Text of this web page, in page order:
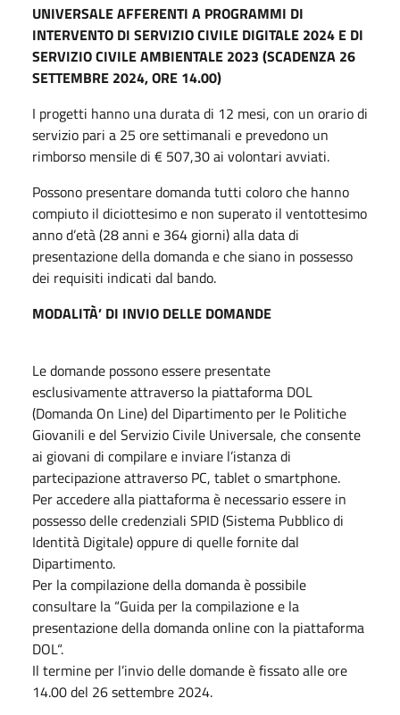
UNIVERSALE AFFERENTI A PROGRAMMI DI
INTERVENTO DI SERVIZIO CIVILE DIGITALE 2024 E DI
SERVIZIO CIVILE AMBIENTALE 2023 (SCADENZA 26
SETTEMBRE 2024, ORE 14.00)
I progetti hanno una durata di 12 mesi, con un orario di
servizio pari a 25 ore settimanali e prevedono un
rimborso mensile di € 507,30 ai volontari avviati.
Possono presentare domanda tutti coloro che hanno
compiuto il diciottesimo e non superato il ventottesimo
anno d’età (28 anni e 364 giorni) alla data di
presentazione della domanda e che siano in possesso
dei requisiti indicati dal bando.
MODALITÀ’ DI INVIO DELLE DOMANDE
Le domande possono essere presentate
esclusivamente attraverso la piattaforma DOL
(Domanda On Line) del Dipartimento per le Politiche
Giovanili e del Servizio Civile Universale, che consente
ai giovani di compilare e inviare l’istanza di
partecipazione attraverso PC, tablet o smartphone.
Per accedere alla piattaforma è necessario essere in
possesso delle credenziali SPID (Sistema Pubblico di
Identità Digitale) oppure di quelle fornite dal
Dipartimento.
Per la compilazione della domanda è possibile
consultare la “Guida per la compilazione e la
presentazione della domanda online con la piattaforma
DOL“.
Il termine per l’invio delle domande è fissato alle ore
14.00 del 26 settembre 2024.